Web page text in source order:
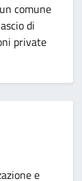
comune
di
private
e